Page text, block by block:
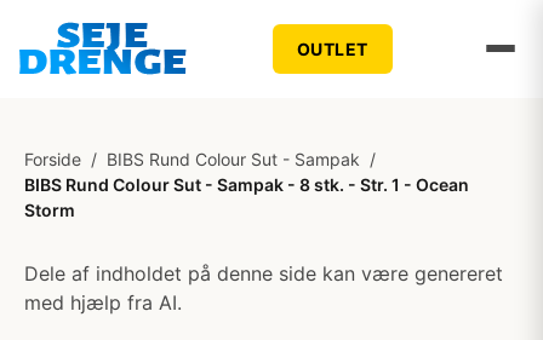
OUTLET
Forside / BIBS Rund Colour Sut - Sampak /
BIBS Rund Colour Sut - Sampak - 8 stk. - Str. 1 - Ocean
Storm
Dele af indholdet på denne side kan være genereret
med hjælp fra AI.